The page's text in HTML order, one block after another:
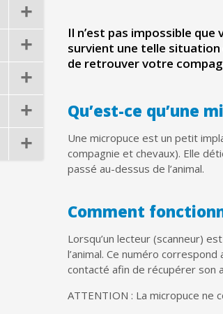
Il n’est pas impossible
survient une telle situation
de retrouver votre
Qu’est-ce qu’une
Une micropuce est un petit
compagnie et chevaux). Elle
passé au-dessus de l’animal.
Comment
Lorsqu’un lecteur (scanneur)
l’animal. Ce numéro
contacté afin de récupérer son
ATTENTION : La micropuce ne